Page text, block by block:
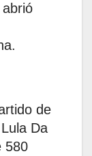
de
Da
580